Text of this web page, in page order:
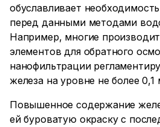
обуславливает
перед данными методами
Например, многие
элементов для обратного
нанофильтрации
железа на уровне не более 0,1
Повышенное содержание
ей буроватую окраску с